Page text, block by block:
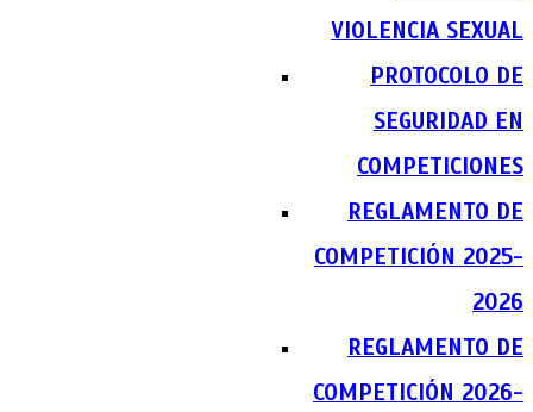
VIOLENCIA SEXUAL
PROTOCOLO DE
SEGURIDAD EN
COMPETICIONES
REGLAMENTO DE
COMPETICIÓN 2025-
2026
REGLAMENTO DE
COMPETICIÓN 2026-